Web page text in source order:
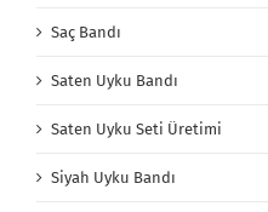
Saç Bandı
Saten Uyku Bandı
Saten Uyku Seti Üretimi
Siyah Uyku Bandı